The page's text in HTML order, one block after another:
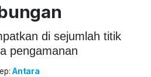
di sejumlah titik
pengamanan
Antara